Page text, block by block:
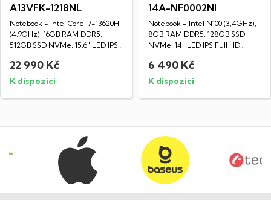
A13VFK-1218NL
Notebook - Intel Core i7-13620H
(4,9GHz), 16GB RAM DDR5,
512GB SSD NVMe, 15,6" LED IPS
22 990 Kč
K dispozici
14A-NF0002NI
Notebook - Intel N100 (3,4GHz),
8GB RAM DDR5, 128GB SSD
NVMe, 14" LED IPS Full HD
6 490 Kč
K dispozici